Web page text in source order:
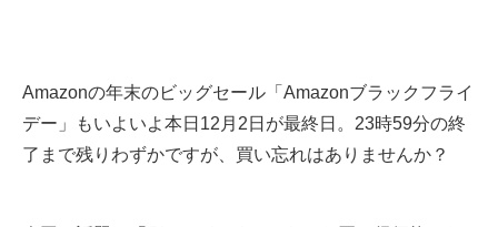
Amazonの年末のビッグセール「Amazonブラックフライ
デー」もいよいよ本日12月2日が最終日。23時59分の終
了まで残りわずかですが、買い忘れはありませんか？